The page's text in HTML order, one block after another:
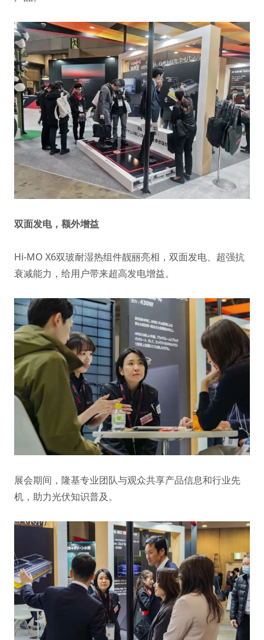
双面发电，额外增益
Hi-MO X6双玻耐湿热组件靓丽亮相，双面发电、超强抗
衰减能力，给用户带来超高发电增益。
展会期间，隆基专业团队与观众共享产品信息和行业先
机，助力光伏知识普及。